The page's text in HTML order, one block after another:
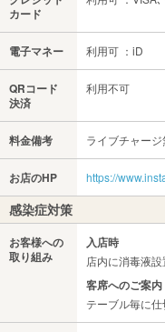
カード
電子マネー 利用可 ：iD
QRコード
決済
利用不可
料金備考 ライブチャージ
お店のHP https://
感染症対策
お客様への
取り組み
入店時
店内に消毒液設
客席へのご案内
テーブル毎に